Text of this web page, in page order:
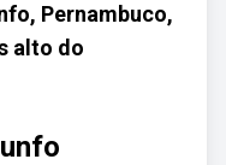
Pernambuco,
alto do